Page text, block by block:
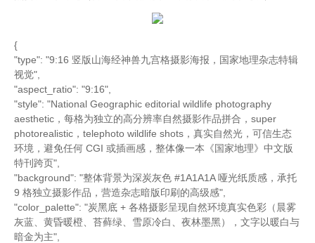
{
"type": "9:16 竖版山海经神兽九宫格摄影海报，国家地理杂志特辑
视觉",
"aspect_ratio": "9:16",
"style": "National Geographic editorial wildlife photography
aesthetic，每格为独立的高分辨率自然摄影作品拼合，super
photorealistic，telephoto wildlife shots，真实自然光，可信生态
环境，避免任何 CGI 或插画感，整体像一本《国家地理》中文版
特刊跨页",
"background": "整体背景为深炭灰色 #1A1A1A 哑光纸质感，承托
9 格独立摄影作品，营造杂志暗版印刷的高级感",
"color_palette": "炭黑底 + 各格摄影呈现自然环境真实色彩（晨雾
灰蓝、黄昏暖橙、苔藓绿、雪原冷白、夜林墨黑），文字以暖白与
暗金为主",